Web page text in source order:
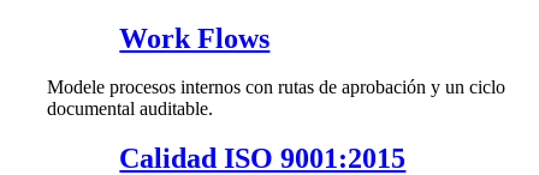
Work Flows
Modele procesos internos con rutas de aprobación y un ciclo
documental auditable.
Calidad ISO 9001:2015